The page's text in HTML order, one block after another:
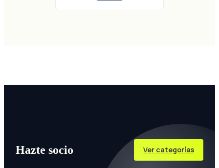
Hazte socio Ver categorías